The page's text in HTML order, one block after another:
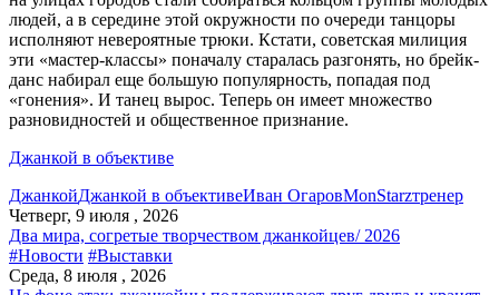
людей, а в середине этой окружности по очереди танцоры
исполняют невероятные трюки. Кстати, советская милиция
эти «мастер-классы» поначалу старалась разгонять, но брейк-
данс набирал еще большую популярность, попадая под
«гонения». И танец вырос. Теперь он имеет множество
разновидностей и общественное признание.
Джанкой в объективе
ДжанкойДжанкой в объективеИван ОгаровМоnStarzтренер
Четверг, 9 июля , 2026
Два мира, согретые творчеством джанкойцев/ 2026
#Новости #Выставки
Среда, 8 июля , 2026